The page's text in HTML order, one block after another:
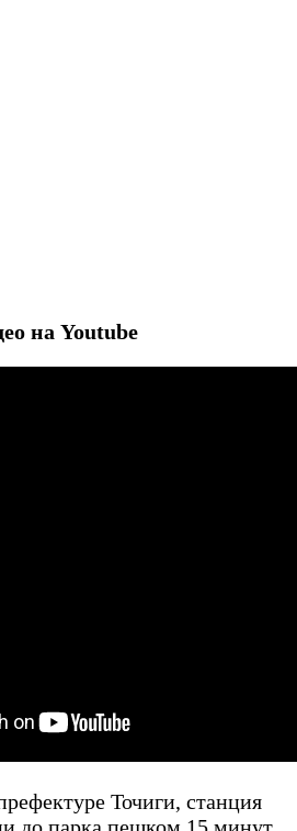
на Youtube
Точиги, станция